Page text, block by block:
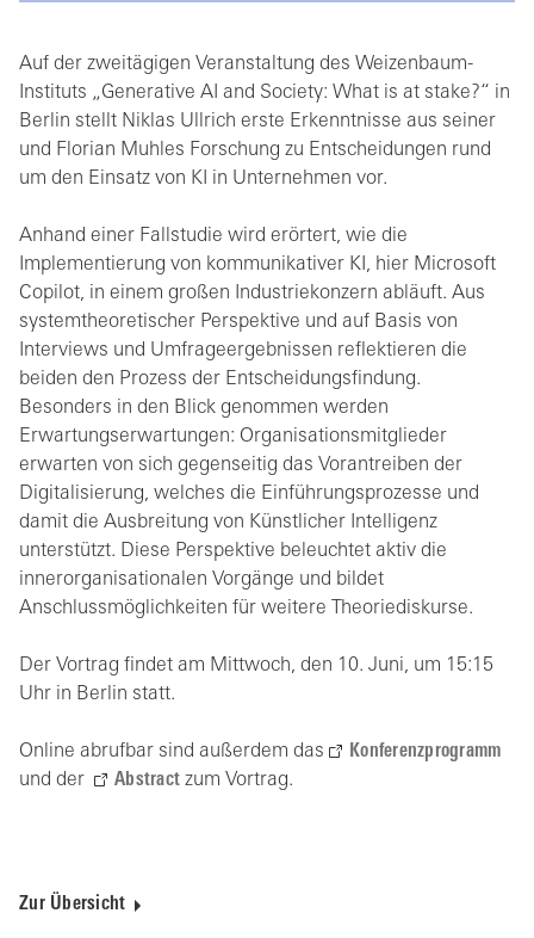
Auf der zweitägigen Veranstaltung des Weizenbaum-
Instituts „Generative AI and Society: What is at stake?“ in
Berlin stellt Niklas Ullrich erste Erkenntnisse aus seiner
und Florian Muhles Forschung zu Entscheidungen rund
um den Einsatz von KI in Unternehmen vor.
Anhand einer Fallstudie wird erörtert, wie die
Implementierung von kommunikativer KI, hier Microsoft
Copilot, in einem großen Industriekonzern abläuft. Aus
systemtheoretischer Perspektive und auf Basis von
Interviews und Umfrageergebnissen reflektieren die
beiden den Prozess der Entscheidungsfindung.
Besonders in den Blick genommen werden
Erwartungserwartungen: Organisationsmitglieder
erwarten von sich gegenseitig das Vorantreiben der
Digitalisierung, welches die Einführungsprozesse und
damit die Ausbreitung von Künstlicher Intelligenz
unterstützt. Diese Perspektive beleuchtet aktiv die
innerorganisationalen Vorgänge und bildet
Anschlussmöglichkeiten für weitere Theoriediskurse.
Der Vortrag findet am Mittwoch, den 10. Juni, um 15:15
Uhr in Berlin statt.
Online abrufbar sind außerdem das
Konferenzprogramm
und der
Abstractzum Vortrag.
Zur Übersicht